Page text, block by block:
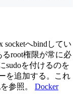
socketへbindしてい
るroot権限が常に必
sudoを付けるのを
を追加する。これ
参照。 Docker